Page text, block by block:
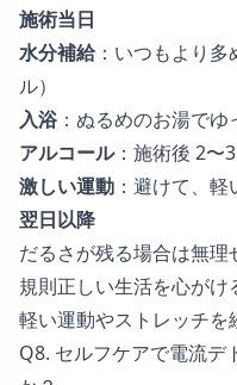
施術当日
水分補給：いつもより多
ル）
入浴 ：ぬるめのお湯で
アルコール：施術後 2〜
激しい運動 ：避けて、
翌日以降
だるさが残る場合は無理
規則正しい生活を心がけ
軽い運動やストレッチを
Q8. セルフケアで電流デ